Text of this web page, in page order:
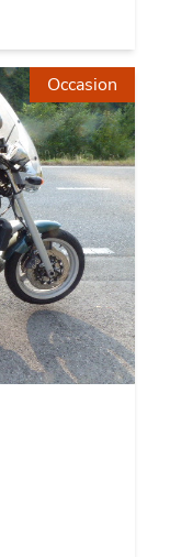
Occasion